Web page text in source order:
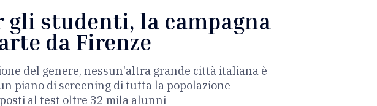
gli studenti, la campagna
da Firenze
del genere, nessun'altra grande città italiana è
piano di screening di tutta la popolazione
al test oltre 32 mila alunni